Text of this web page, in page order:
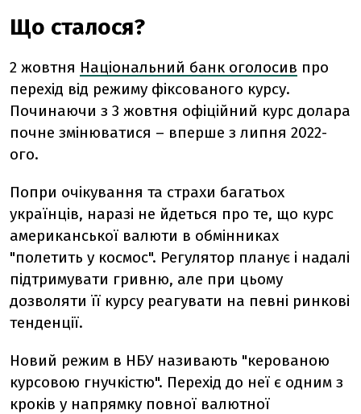
Що сталося?
2 жовтня Національний банк оголосив про
перехід від режиму фіксованого курсу.
Починаючи з 3 жовтня офіційний курс долара
почне змінюватися – вперше з липня 2022-
ого.
Попри очікування та страхи багатьох
українців, наразі не йдеться про те, що курс
американської валюти в обмінниках
"полетить у космос". Регулятор планує і надалі
підтримувати гривню, але при цьому
дозволяти її курсу реагувати на певні ринкові
тенденції.
Новий режим в НБУ називають "керованою
курсовою гнучкістю". Перехід до неї є одним з
кроків у напрямку повної валютної